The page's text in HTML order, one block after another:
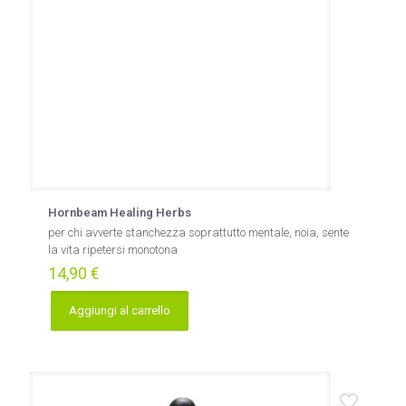
Hornbeam Healing Herbs
per chi avverte stanchezza soprattutto mentale, noia, sente
la vita ripetersi monotona
14,90 €
Aggiungi al carrello